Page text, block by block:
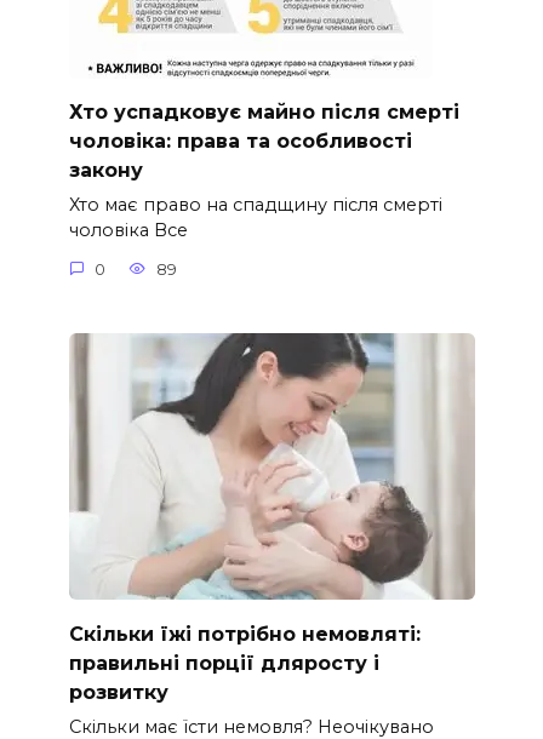
Хто успадковує майно після смерті
чоловіка: права та особливості
закону
Хто має право на спадщину після смерті
чоловіка Все
0 89
Скільки їжі потрібно немовляті:
правильні порції дляросту і
розвитку
Скільки має їсти немовля? Неочікувано